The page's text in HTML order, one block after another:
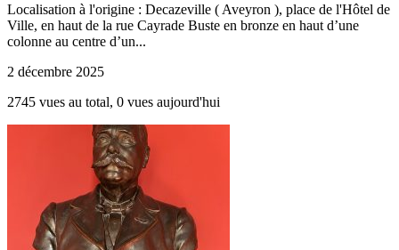
Localisation à l'origine : Decazeville ( Aveyron ), place de l'Hôtel de
Ville, en haut de la rue Cayrade Buste en bronze en haut d’une
colonne au centre d’un...
2 décembre 2025
2745 vues au total, 0 vues aujourd'hui